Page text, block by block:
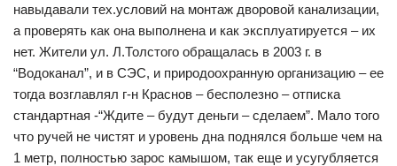
навыдавали тех.условий на монтаж дворовой канализации,
а проверять как она выполнена и как эксплуатируется – их
нет. Жители ул. Л.Толстого обращалась в 2003 г. в
“Водоканал”, и в СЭС, и природоохранную организацию – ее
тогда возглавлял г-н Краснов – бесполезно – отписка
стандартная -“Ждите – будут деньги – сделаем”. Мало того
что ручей не чистят и уровень дна поднялся больше чем на
1 метр, полностью зарос камышом, так еще и усугубляется